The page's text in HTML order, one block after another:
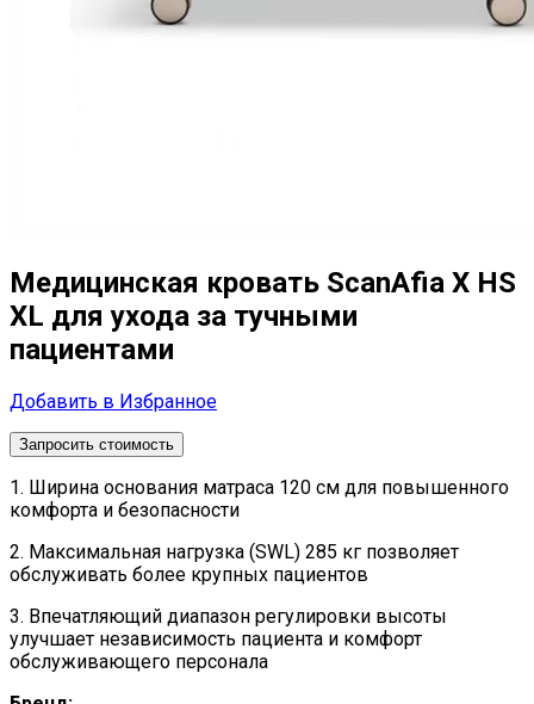
Медицинская кровать ScanAfia X HS
XL для ухода за тучными
пациентами
Добавить в Избранное
Запросить стоимость
1. Ширина основания матраса 120 см для повышенного
комфорта и безопасности
2. Максимальная нагрузка (SWL) 285 кг позволяет
обслуживать более крупных пациентов
3. Впечатляющий диапазон регулировки высоты
улучшает независимость пациента и комфорт
обслуживающего персонала